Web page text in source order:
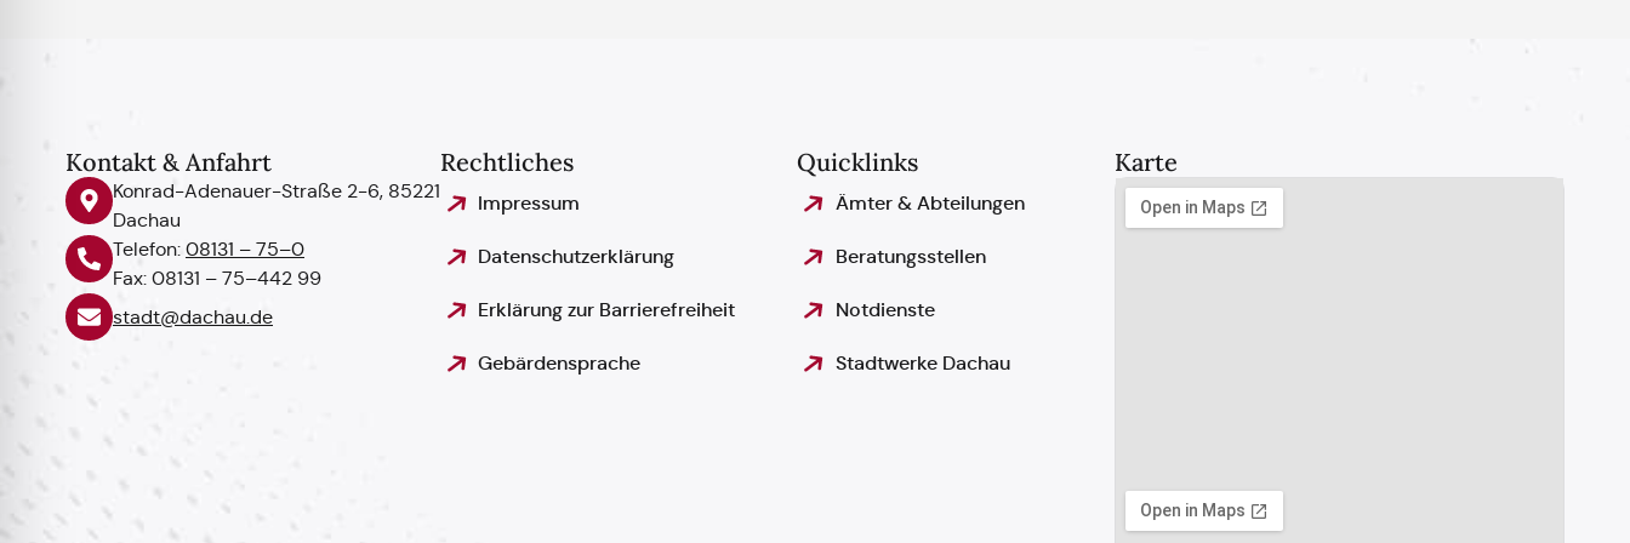
Kontakt & Anfahrt
Konrad-Adenauer-Straße 2-6, 85221
Dachau
Telefon: 08131 – 75–0
Fax: 08131 – 75–442 99
stadt@dachau.de
Rechtliches
Impressum
Datenschutzerklärung
Erklärung zur Barrierefreiheit
Gebärdensprache
Quicklinks
Ämter & Abteilungen
Beratungsstellen
Notdienste
Stadtwerke Dachau
Karte